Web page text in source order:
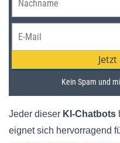
Jeder dieser KI-Chatbots
eignet sich hervorragend